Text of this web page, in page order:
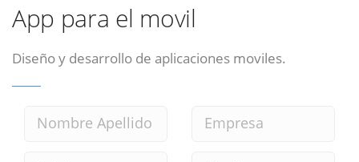
App para el movil
Diseño y desarrollo de aplicaciones moviles.